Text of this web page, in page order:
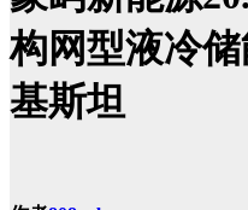
构网型液冷
基斯坦